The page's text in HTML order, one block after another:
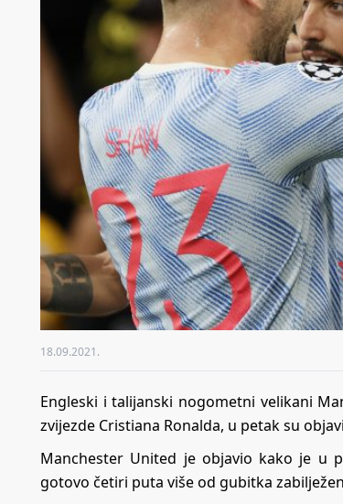
18.09.2021.
Engleski i talijanski nogometni velikani
zvijezde Cristiana Ronalda, u petak su
Manchester United je objavio kako je u
gotovo četiri puta više od gubitka